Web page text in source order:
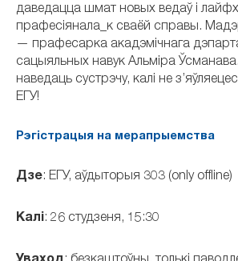
даведацца шмат новых ведаў і
прафесіянала_к сваёй справы.
— прафесарка акадэмічнага
сацыяльных навук Альміра
наведаць сустрэчу, калі не
ЕГУ!
Рэгістрацыя на мерапрыемства
Дзе: ЕГУ, аўдыторыя 303 (only offline)
Калі: 26 студзеня, 15:30